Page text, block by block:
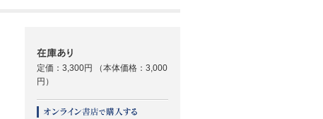
定価：3,300円
（本体価格：3,000
円）